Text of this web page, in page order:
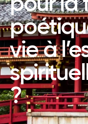
pour la
vie à
?